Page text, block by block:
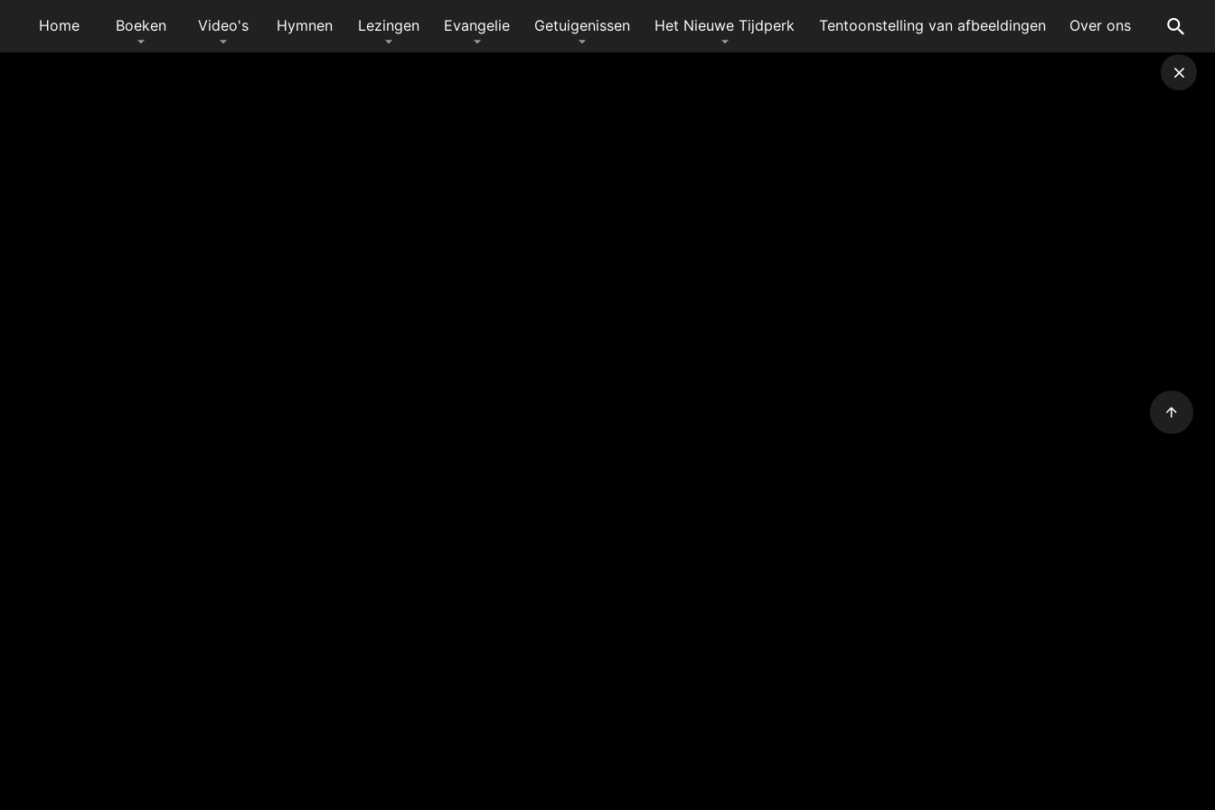
Home Boeken Video's Hymnen Lezingen Evangelie Getuigenissen Het Nieuwe Tijdperk Tentoonstelling van afbeeldingen Over ons